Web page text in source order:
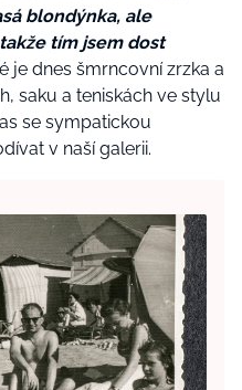
blondýnka, ale
tím jsem dost
je dnes šmrncovní zrzka a
saku a teniskách ve stylu
se sympatickou
v naší galerii.